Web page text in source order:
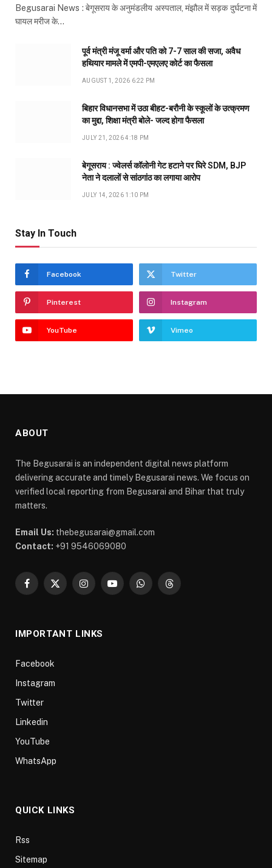
Begusarai News : बेगूसराय के अनुमंडलीय अस्पताल, मंझौल में सड़क दुर्घटना में
घायल मरीज के…
पूर्व मंत्री मंजू वर्मा और पति को 7-7 साल की सजा, अवैध
हथियार मामले में एमपी-एमएलए कोर्ट का फैसला
AUGUST 1, 2026 6:22 PM
बिहार विधानसभा में उठा बीहट-बरौनी के स्कूलों के उत्क्रमण
का मुद्दा, शिक्षा मंत्री बोले- जल्द होगा फैसला
JULY 21, 2026 4:18 PM
बेगूसराय : ज्वेलर्स कॉलोनी गेट हटाने पर घिरे SDM, BJP
नेता ने दलालों से सांठगांठ का लगाया आरोप
JULY 14, 2026 1:10 PM
Stay In Touch
Facebook Twitter
Pinterest Instagram
YouTube Vimeo
ABOUT
The Begusarai is an independent digital news platform
delivering accurate and timely Begusarai news. We focus on
verified local reporting from Begusarai and Bihar that truly
matters.
Email Us: thebegusarai@gmail.com
Contact: +91 9546069080
Facebook
X
InstagramYouTubeWhatsAppThreads
IMPORTANT LINKS
Facebook
Instagram
Twitter
Linkedin
YouTube
WhatsApp
QUICK LINKS
Rss
Sitemap